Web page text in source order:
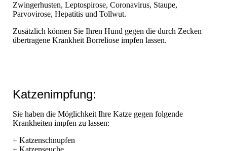
Zwingerhusten, Leptospirose, Coronavirus, Staupe,
Parvovirose, Hepatitis und Tollwut.
Zusätzlich können Sie Ihren Hund gegen die durch Zecken
übertragene Krankheit Borreliose impfen lassen.
Katzenimpfung:
Sie haben die Möglichkeit Ihre Katze gegen folgende
Krankheiten impfen zu lassen:
+ Katzenschnupfen